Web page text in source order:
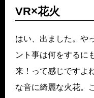
VR×花火
はい、出ました。や
ント事は何をするに
来！って感じですよ
な音に綺麗な火花。